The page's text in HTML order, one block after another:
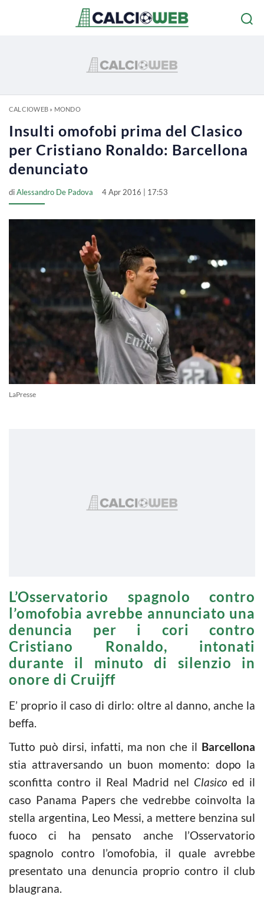
CALCIOWEB» MONDO
Insulti omofobi prima del Clasico
per Cristiano Ronaldo: Barcellona
denunciato
diAlessandro De Padova 4 Apr 2016 | 17:53
LaPresse
L’Osservatorio spagnolo contro
l’omofobia avrebbe annunciato una
denuncia per i cori contro
Cristiano Ronaldo, intonati
durante il minuto di silenzio in
onore di Cruijff
E’ proprio il caso di dirlo: oltre al danno, anche la
beffa.
Tutto può dirsi, infatti, ma non che il Barcellona
stia attraversando un buon momento: dopo la
sconfitta contro il Real Madrid nel Clasico ed il
caso Panama Papers che vedrebbe coinvolta la
stella argentina, Leo Messi, a mettere benzina sul
fuoco ci ha pensato anche l’Osservatorio
spagnolo contro l’omofobia, il quale avrebbe
presentato una denuncia proprio contro il club
blaugrana.